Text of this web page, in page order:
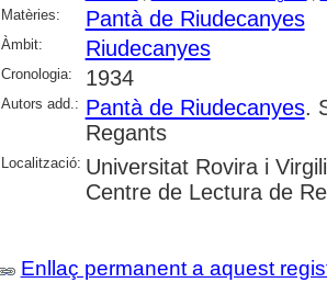
Matèries:
Pantà de Riudecanyes
Àmbit: Riudecanyes
Cronologia: 1934
Autors add.: Pantà de Riudecanyes.
Regants
Localització: Universitat Rovira i
Centre de Lectura de
Enllaç permanent a aquest